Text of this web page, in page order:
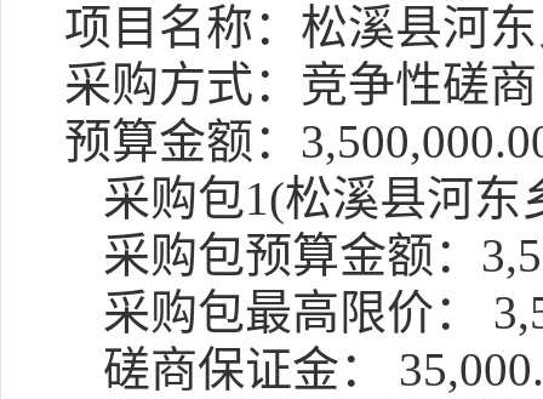
项目名称：松溪县河
采购方式：竞争性磋商
预算金额：
采购包1(松溪县河
采购包预算金额：
采购包最高限价：
磋商保证金：